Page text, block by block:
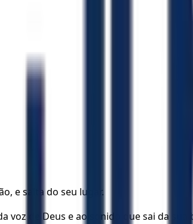
e salta do seu lugar.
voz de Deus e ao sonido que sai da sua